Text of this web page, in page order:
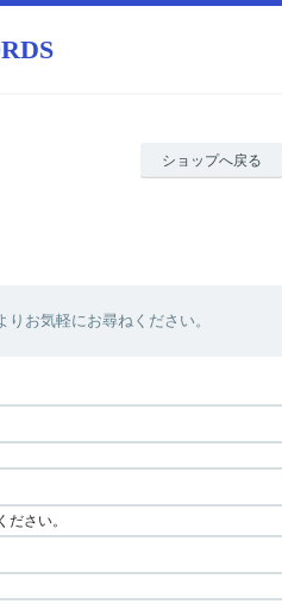
ショップへ戻る
お気軽にお尋ねください。
さい。